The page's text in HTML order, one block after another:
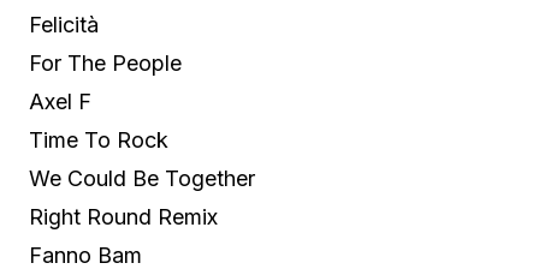
Felicità
For The People
Axel F
Time To Rock
We Could Be Together
Right Round Remix
Fanno Bam